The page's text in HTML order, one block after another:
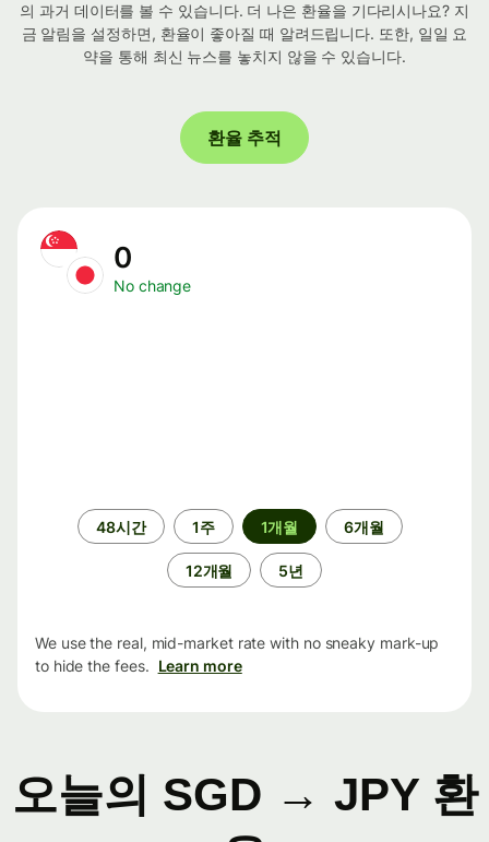
의 과거 데이터를 볼 수 있습니다. 더 나은 환율을 기다리시나요? 지
금 알림을 설정하면, 환율이 좋아질 때 알려드립니다. 또한, 일일 요
약을 통해 최신 뉴스를 놓치지 않을 수 있습니다.
환율 추적
0
No change
48시간 1주 1개월 6개월
12개월 5년
We use the real, mid-market rate with no sneaky mark-up
to hide the fees. Learn more
오늘의 SGD → JPY 환